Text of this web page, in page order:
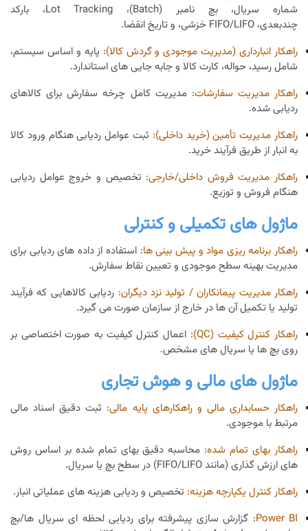
شماره سریال، بچ نامبر (Batch)، Lot Tracking، بارکد
چندبعدی، FIFO/LIFO خزشی، و تاریخ انقضا.
راهکار انبارداری (مدیریت موجودی و گردش کالا): پایه و اساس سیستم،
شامل رسید، حواله، کارت کالا و جابه جایی های استاندارد.
راهکار مدیریت سفارشات: مدیریت کامل چرخه سفارش برای کالاهای
ردیابی شده.
راهکار مدیریت تأمین (خرید داخلی): ثبت عوامل ردیابی هنگام ورود کالا
به انبار از طریق فرآیند خرید.
راهکار مدیریت فروش داخلی/خارجی: تخصیص و خروج عوامل ردیابی
هنگام فروش و توزیع.
ماژول های تکمیلی و کنترلی
راهکار برنامه ریزی مواد و پیش بینی ها: استفاده از داده های ردیابی برای
مدیریت بهینه سطح موجودی و تعیین نقاط سفارش.
راهکار مدیریت پیمانکاران / تولید نزد دیگران: ردیابی کالاهایی که فرآیند
تولید یا تکمیل آن ها در خارج از سازمان صورت می گیرد.
راهکار کنترل کیفیت (QC):
اعمال کنترل کیفیت به صورت اختصاصی بر
روی بچ ها یا سریال های مشخص.
ماژول های مالی و هوش تجاری
راهکار حسابداری مالی و راهکارهای پایه مالی: ثبت دقیق اسناد مالی
مرتبط با موجودی.
راهکار بهای تمام شده: محاسبه دقیق بهای تمام شده بر اساس روش
های ارزش گذاری (مانند FIFO/LIFO) در سطح بچ یا سریال.
راهکار کنترل یکپارچه هزینه: تخصیص و ردیابی هزینه های عملیاتی انبار.
Power BI: گزارش سازی پیشرفته برای ردیابی لحظه ای سریال ها/بچ